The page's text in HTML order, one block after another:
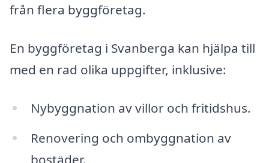
från flera byggföretag.
En byggföretag i Svanberga kan hjälpa till
med en rad olika uppgifter, inklusive:
Nybyggnation av villor och fritidshus.
Renovering och ombyggnation av
bostäder.